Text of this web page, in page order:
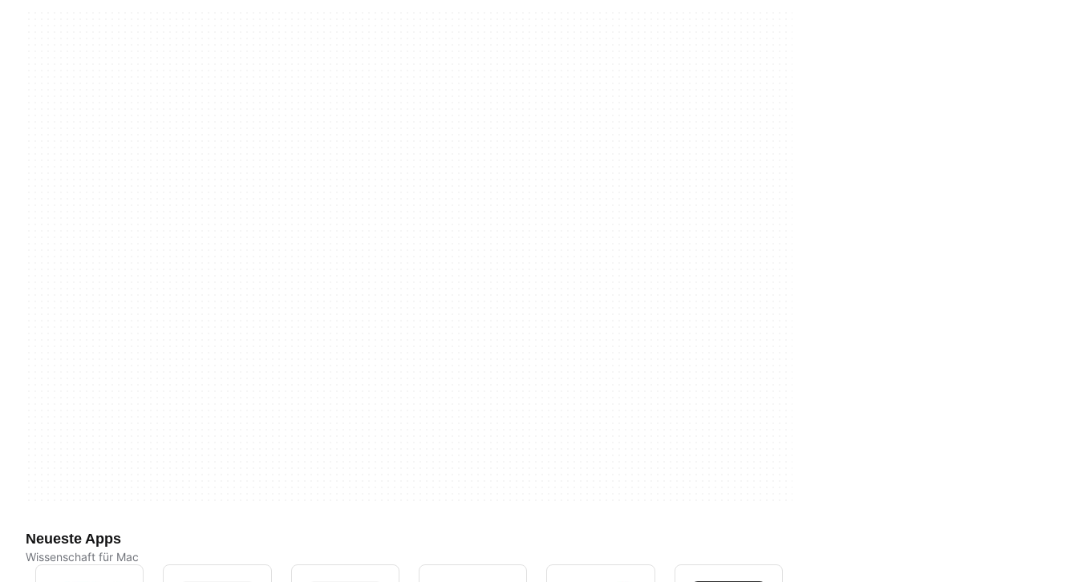
Neueste Apps
Wissenschaft für Mac